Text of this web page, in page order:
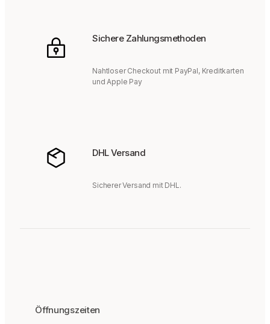
Sichere Zahlungsmethoden
Nahtloser Checkout mit PayPal, Kreditkarten
und Apple Pay
DHL Versand
Sicherer Versand mit DHL.
Öffnungszeiten